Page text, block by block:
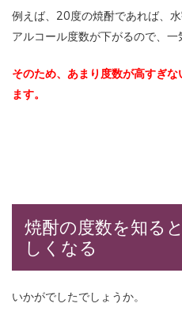
例えば、20度の焼酎であれば、
アルコール度数が下がるので、一
そのため、あまり度数が高すぎ
ます。
焼酎の度数を知る
しくなる
いかがでしたでしょうか。